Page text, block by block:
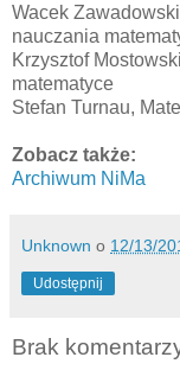
Wacek
nauczania
Krzysztof
matematyce
Stefan Turnau,
Zobacz także:
Archiwum NiMa
Unknown o 12/13/
Udostępnij
Brak